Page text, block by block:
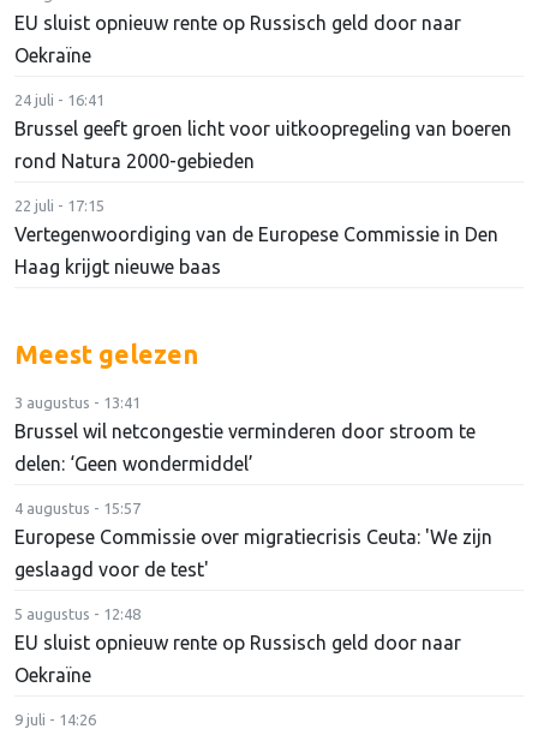
EU sluist opnieuw rente op Russisch geld door naar
Oekraïne
24 juli - 16:41
Brussel geeft groen licht voor uitkoopregeling van boeren
rond Natura 2000-gebieden
22 juli - 17:15
Vertegenwoordiging van de Europese Commissie in Den
Haag krijgt nieuwe baas
Meest gelezen
3 augustus - 13:41
Brussel wil netcongestie verminderen door stroom te
delen: ‘Geen wondermiddel’
4 augustus - 15:57
Europese Commissie over migratiecrisis Ceuta: 'We zijn
geslaagd voor de test'
5 augustus - 12:48
EU sluist opnieuw rente op Russisch geld door naar
Oekraïne
9 juli - 14:26